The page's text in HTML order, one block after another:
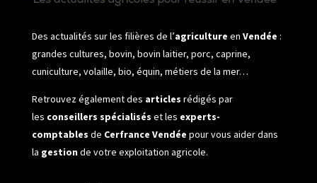
Des actualités sur les filières de l’agriculture en Vendée :
grandes cultures, bovin, bovin laitier, porc, caprine,
cuniculture, volaille, bio, équin, métiers de la mer…
Retrouvez également des articles rédigés par
les conseillers spécialisés et les experts-
comptables de Cerfrance Vendée pour vous aider dans
la gestionde votre exploitation agricole.